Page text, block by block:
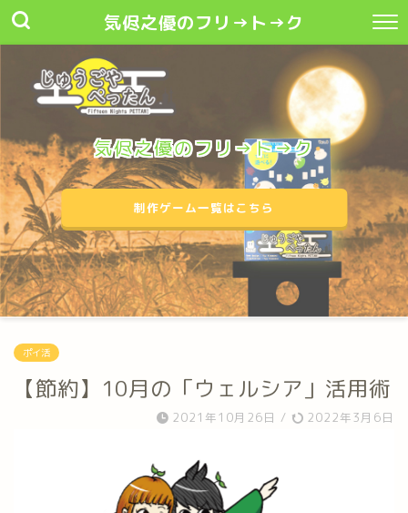
気侭之優のフリ→ト→ク
気侭之優のフリ→ト→ク
制作ゲーム一覧はこちら
ポイ活
【節約】10月の「ウェルシア」活用術
2021年10月26日 / 2022年3月6日